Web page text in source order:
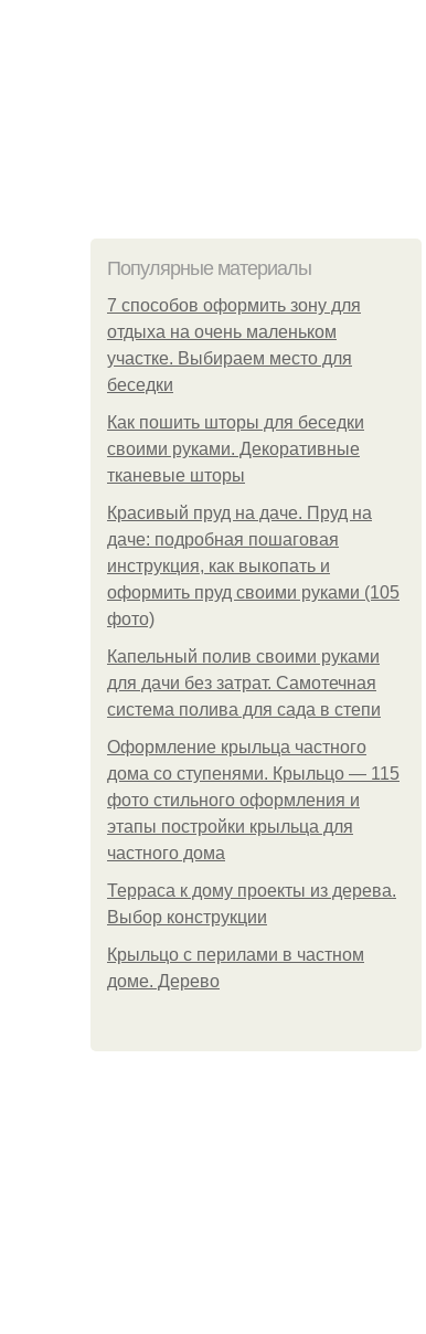
Популярные материалы
7 способов оформить зону для
отдыха на очень маленьком
участке. Выбираем место для
беседки
Как пошить шторы для беседки
своими руками. Декоративные
тканевые шторы
Красивый пруд на даче. Пруд на
даче: подробная пошаговая
инструкция, как выкопать и
оформить пруд своими руками (105
фото)
Капельный полив своими руками
для дачи без затрат. Самотечная
система полива для сада в степи
Оформление крыльца частного
дома со ступенями. Крыльцо — 115
фото стильного оформления и
этапы постройки крыльца для
частного дома
Терраса к дому проекты из дерева.
Выбор конструкции
Крыльцо с перилами в частном
доме. Дерево